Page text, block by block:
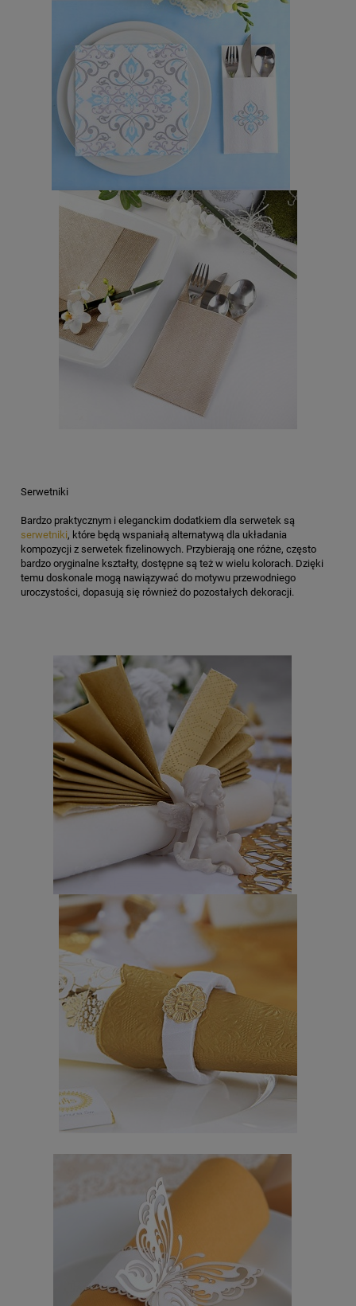
Serwetniki
Bardzo praktycznym i eleganckim dodatkiem dla serwetek są
serwetniki, które będą wspaniałą alternatywą dla układania
kompozycji z serwetek fizelinowych. Przybierają one różne, często
bardzo oryginalne kształty, dostępne są też w wielu kolorach. Dzięki
temu doskonale mogą nawiązywać do motywu przewodniego
uroczystości, dopasują się również do pozostałych dekoracji.